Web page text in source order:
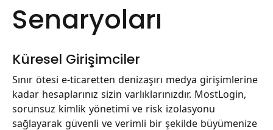
Senaryoları
Küresel Girişimciler
Sınır ötesi e-ticaretten denizaşırı medya girişimlerine
kadar hesaplarınız sizin varlıklarınızdır. MostLogin,
sorunsuz kimlik yönetimi ve risk izolasyonu
sağlayarak güvenli ve verimli bir şekilde büyümenize